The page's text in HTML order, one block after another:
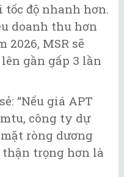
độ nhanh hơn.
doanh thu hơn
2026, MSR sẽ
gần gấp 3 lần
“Nếu giá APT
công ty dự
ròng dương
thận trọng hơn là